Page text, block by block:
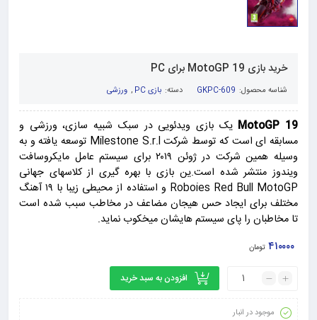
خرید بازی MotoGP 19 برای PC
شناسه محصول: GKPC-609 دسته: بازی PC , ورزشی
MotoGP 19 یک بازی ویدئویی در سبک شبیه سازی، ورزشی و
مسابقه ای است که توسط شرکت Milestone S.r.l توسعه یافته و به
وسیله همین شرکت در ژوئن ۲۰۱۹ برای سیستم عامل مایکروسافت
ویندوز منتشر شده است.ین بازی با بهره گیری از کلاسهای جهانی
Roboies Red Bull MotoGP و استفاده از محیطی زیبا با ۱۹ آهنگ
مختلف برای ایجاد حس هیجان مضاعف در مخاطب سبب شده است
تا مخاطبان را پای سیستم هایشان میخکوب نماید.
۴۱۰۰۰۰ تومان
افزودن به سبد خرید
موجود در انبار